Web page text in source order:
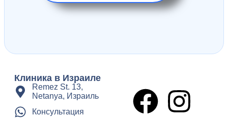
Клиника в Израиле
Remez St. 13,
Netanya, Израиль
Консультация